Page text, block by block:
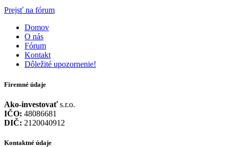
Prejsť na fórum
Domov
O nás
Fórum
Kontakt
Dôležité upozornenie!
Firemné údaje
Ako-investovaťs.r.o.
IČO: 48086681
DIČ: 2120040912
Kontaktné údaje